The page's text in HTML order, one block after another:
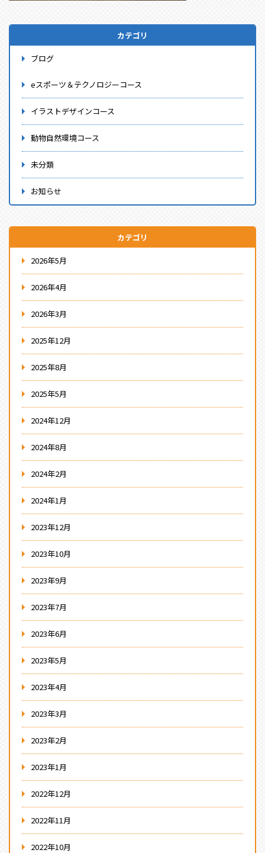
カテゴリ
ブログ
eスポーツ＆テクノロジーコース
イラストデザインコース
動物自然環境コース
未分類
お知らせ
カテゴリ
2026年5月
2026年4月
2026年3月
2025年12月
2025年8月
2025年5月
2024年12月
2024年8月
2024年2月
2024年1月
2023年12月
2023年10月
2023年9月
2023年7月
2023年6月
2023年5月
2023年4月
2023年3月
2023年2月
2023年1月
2022年12月
2022年11月
2022年10月